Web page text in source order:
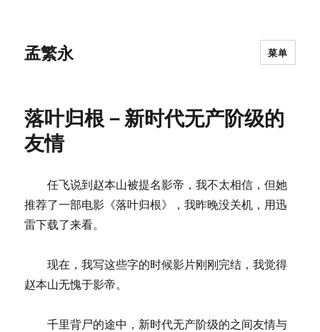
孟繁永 菜单
落叶归根－新时代无产阶级的
友情
任飞说到赵本山被提名影帝，我不太相信，但她
推荐了一部电影《落叶归根》，我昨晚没关机，用迅
雷下载了来看。
现在，我写这些字的时候影片刚刚完结，我觉得
赵本山无愧于影帝。
千里背尸的途中，新时代无产阶级的之间友情与